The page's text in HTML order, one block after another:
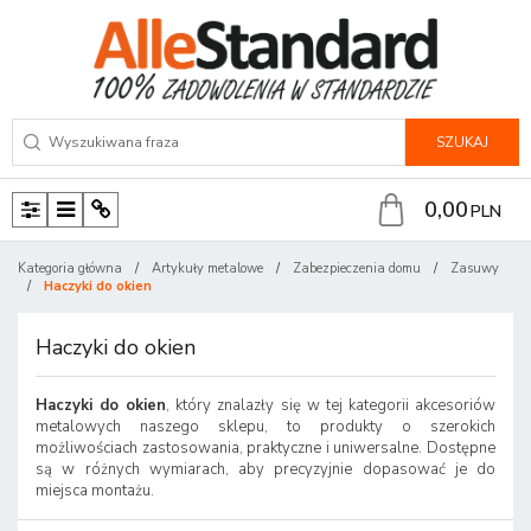
SZUKAJ
P
n
M
n
P
n
l
0,00PLN
Kategoria główna / Artykuły metalowe / Zabezpieczenia domu /
Zasuwy
/
Haczyki do okien
Haczyki do okien
Haczyki do okien, który znalazły się w tej kategorii akcesoriów
metalowych naszego sklepu, to produkty o szerokich
możliwościach zastosowania, praktyczne i uniwersalne. Dostępne
są w różnych wymiarach, aby precyzyjnie dopasować je do
miejsca montażu.